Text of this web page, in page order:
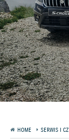
HOME SERWIS I